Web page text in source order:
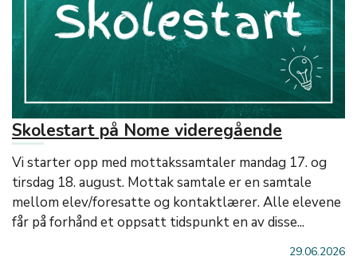
Skolestart på Nome videregående
Vi starter opp med mottakssamtaler mandag 17. og
tirsdag 18. august. Mottak samtale er en samtale
mellom elev/foresatte og kontaktlærer. Alle elevene
får på forhånd et oppsatt tidspunkt en av disse...
29.06.2026